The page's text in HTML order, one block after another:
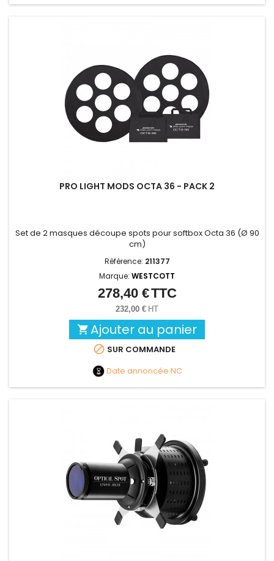
PRO LIGHT MODS OCTA 36 - PACK 2
Set de 2 masques découpe spots pour softbox Octa 36 (Ø 90
cm)
Référence: 211377
Marque: WESTCOTT
Prix
278,40 €TTC
232,00 € HT
 Ajouter au panier
 SUR COMMANDE
Date annoncée NC